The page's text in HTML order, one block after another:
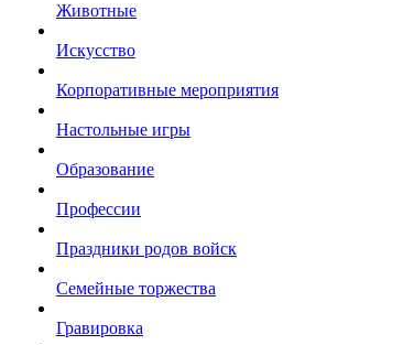
Животные
Искусство
Корпоративные мероприятия
Настольные игры
Образование
Профессии
Праздники родов войск
Семейные торжества
Гравировка